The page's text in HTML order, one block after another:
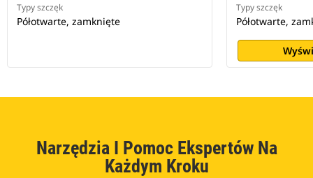
Typy szczęk
Półotwarte, zamknięte
Typy szczęk
Półotwarte,
Narzędzia I Pomoc Ekspertów Na
Każdym Kroku